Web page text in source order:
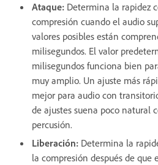
Ataque: Determina la rapidez
compresión cuando el audio
valores posibles están
milisegundos. El valor
milisegundos funciona bien
muy amplio. Un ajuste más
mejor para audio con
de ajustes suena poco natural
percusión.
Liberación: Determina la
la compresión después de que